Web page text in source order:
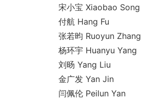
宋小宝 Xiaobao Song
付航 Hang Fu
张若昀 Ruoyun Zhang
杨环宇 Huanyu Yang
刘旸 Yang Liu
金广发 Yan Jin
闫佩伦 Peilun Yan